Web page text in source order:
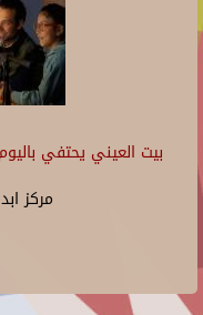
بيت العيني يحتفي
مركز